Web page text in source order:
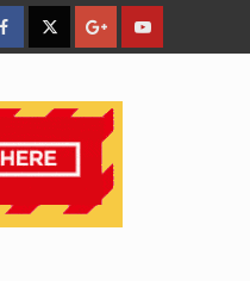
facebookTwitterGoogleYouTube